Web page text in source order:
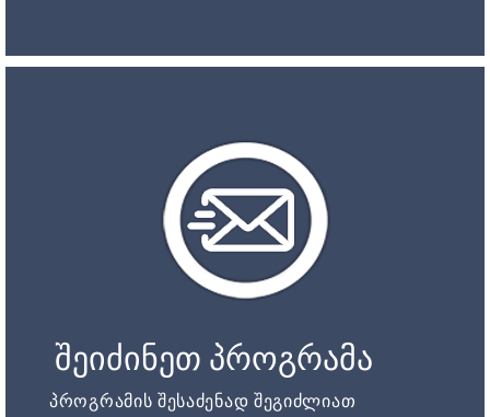
შეიძინეთ პროგრამა
პროგრამის შესაძენად შეგიძლიათ